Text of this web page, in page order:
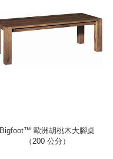
Bigfoot™ 歐洲胡桃木大腳桌
（200 公分）